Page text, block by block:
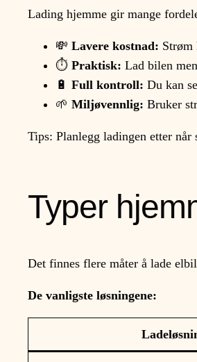
Lading hjemme gir mange
💸 Lavere kostnad: Strøm
⏱️ Praktisk: Lad bilen
🔋 Full kontroll: Du kan
🌱 Miljøvennlig: Bruker
Tips: Planlegg ladingen etter
Typer
Det finnes flere måter å lade
De vanligste løsningene: